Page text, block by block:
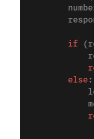
        if
        else
: